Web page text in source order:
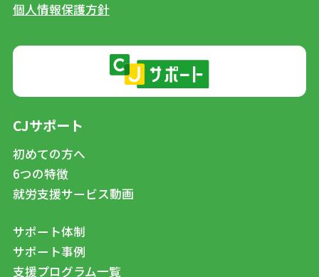
個人情報保護方針
CJサポート
初めての方へ
6つの特徴
就労支援サービス動画
サポート体制
サポート事例
支援プログラム一覧